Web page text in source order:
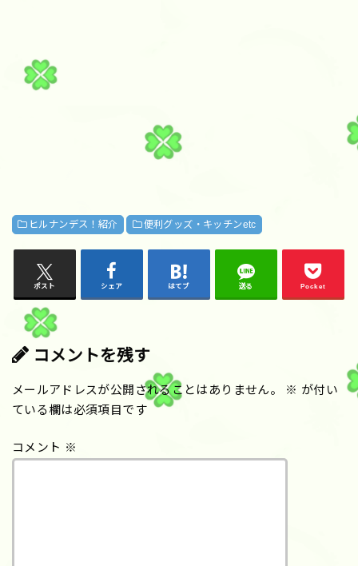
ヒルナンデス！紹介 便利グッズ・キッチンetc
ポスト シェア はてブ 送る Pocket
コメントを残す
メールアドレスが公開されることはありません。 ※ が付い
ている欄は必須項目です
コメント ※